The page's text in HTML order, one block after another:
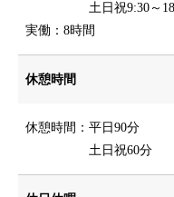
土日祝9:30～
実働：8時間
休憩時間
休憩時間：平日90分
土日祝60分